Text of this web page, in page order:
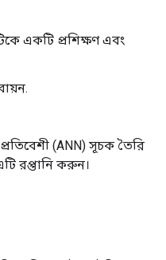
একটি প্রশিক্ষণ এবং
(ANN) সূচক তৈরি
রপ্তানি করুন।